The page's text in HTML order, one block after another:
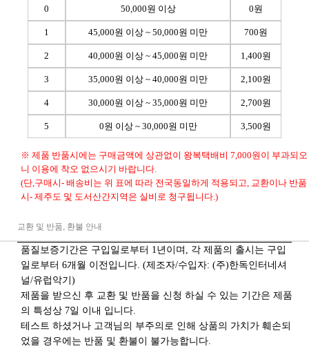
0 50,000원 이상 0원
1 45,000원 이상 ~ 50,000원 미만 700원
2 40,000원 이상 ~ 45,000원 미만 1,400원
3 35,000원 이상 ~ 40,000원 미만 2,100원
4 30,000원 이상 ~ 35,000원 미만 2,700원
5 0원 이상 ~ 30,000원 미만 3,500원
※ 제품 반품시에는 구매금액에 상관없이 왕복택배비 7,000원이 부과되오
니 이용에 착오 없으시기 바랍니다.
(단,구매시- 배송비는 위 표에 따라 전국동일하게 적용되고, 교환이나 반품
시- 제주도 및 도서산간지역은 실비로 청구됩니다.)
교환 및 반품, 환불 안내
품질보증기간은 구입일로부터 1년이며, 각 제품의 출시는 구입
일로부터 6개월 이전입니다. (제조자/수입자: (주)한독인터네셔
널/유럽악기)
제품을 받으신 후 교환 및 반품을 신청 하실 수 있는 기간은 제품
의 특성상 7일 이내 입니다.
테스트 하셨거나 고객님의 부주의로 인해 상품의 가치가 훼손되
었을 경우에는 반품 및 환불이 불가능합니다.